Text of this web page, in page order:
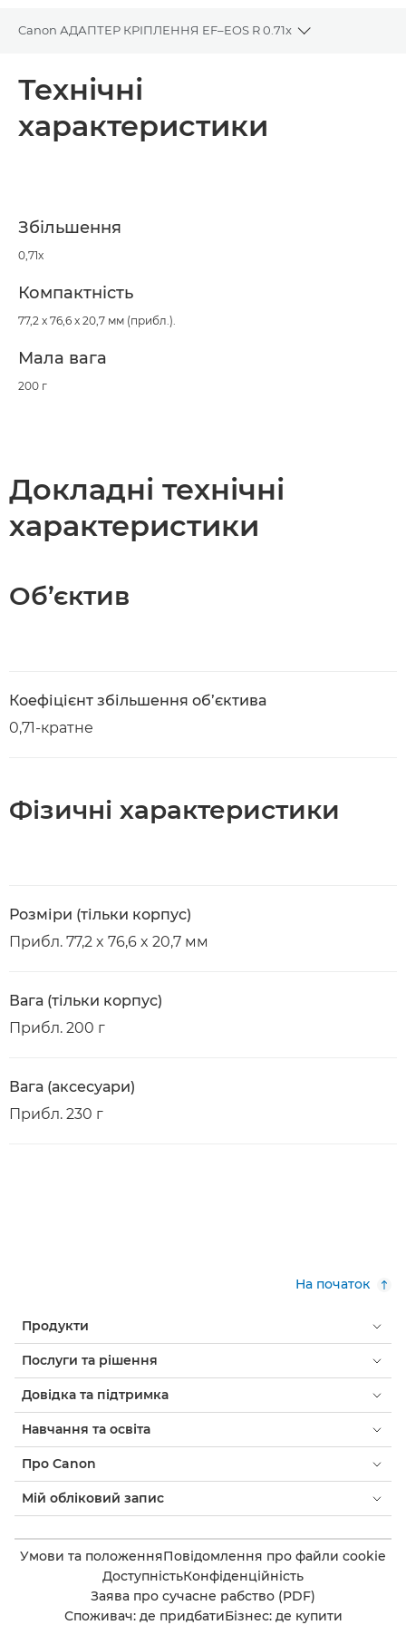
Canon АДАПТЕР КРІПЛЕННЯ EF–EOS R 0.71x
Toggle
Технічні характеристики
Технічні
характеристики
Збільшення
0,71x
Компактність
77,2 x 76,6 x 20,7 мм (прибл.).
Мала вага
200 г
Докладні технічні
характеристики
Об’єктив
Коефіцієнт збільшення об’єктива
0,71-кратне
Фізичні характеристики
Розміри (тільки корпус)
Прибл. 77,2 x 76,6 x 20,7 мм
Вага (тільки корпус)
Прибл. 200 г
Вага (аксесуари)
Прибл. 230 г
На початок
Продукти
Послуги та рішення
Довідка та підтримка
Навчання та освіта
Про Canon
Мій обліковий запис
Умови та положенняПовідомлення про файли cookie
ДоступністьКонфіденційність
Заява про сучасне рабство (PDF)
Споживач: де придбатиБізнес: де купити